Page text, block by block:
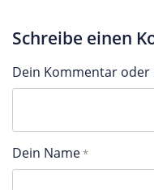
Schreibe einen
Dein Kommentar oder
Dein Name